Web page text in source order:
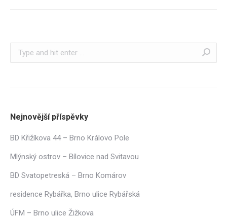
Search:
Nejnovější příspěvky
BD Křižíkova 44 – Brno Královo Pole
Mlýnský ostrov – Bílovice nad Svitavou
BD Svatopetreská – Brno Komárov
residence Rybářka, Brno ulice Rybářská
ÚFM – Brno ulice Žižkova